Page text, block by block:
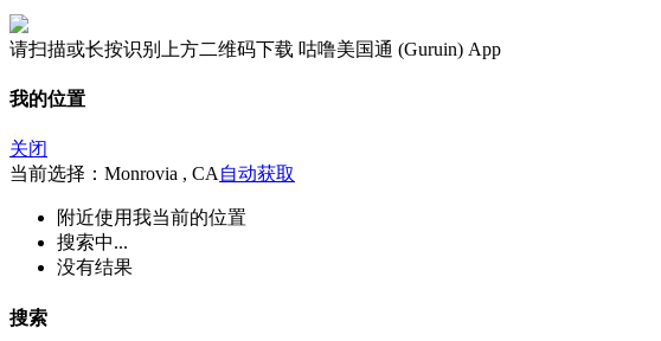
请扫描或长按识别上方二维码下载 咕噜美国通 (Guruin) App
我的位置
关闭
当前选择：Monrovia , CA 自动获取
附近使用我当前的位置
搜索中...
没有结果
搜索